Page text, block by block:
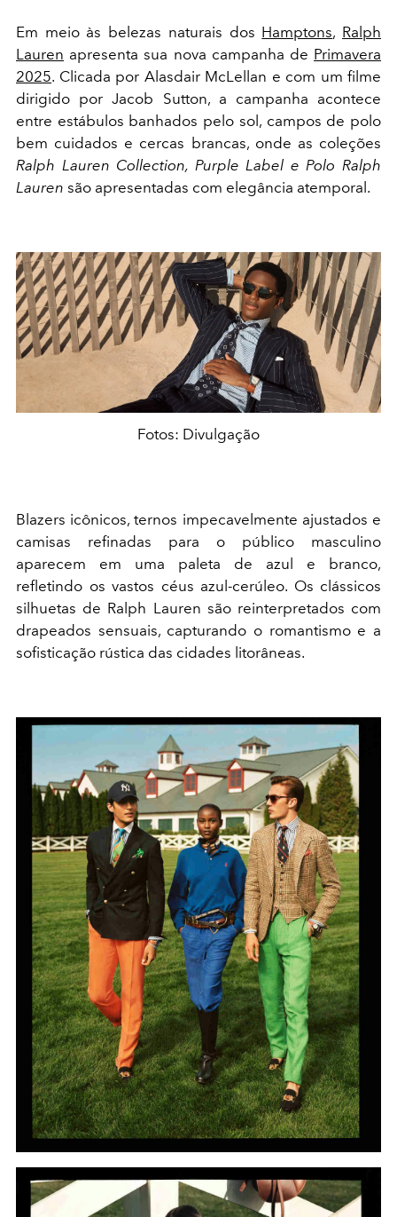
Em meio às belezas naturais dos Hamptons, Ralph
Lauren apresenta sua nova campanha de Primavera
2025. Clicada por Alasdair McLellan e com um filme
dirigido por Jacob Sutton, a campanha acontece
entre estábulos banhados pelo sol, campos de polo
bem cuidados e cercas brancas, onde as coleções
Ralph Lauren Collection, Purple Label e Polo Ralph
Lauren são apresentadas com elegância atemporal.
Fotos: Divulgação
Blazers icônicos, ternos impecavelmente ajustados e
camisas refinadas para o público masculino
aparecem em uma paleta de azul e branco,
refletindo os vastos céus azul-cerúleo. Os clássicos
silhuetas de Ralph Lauren são reinterpretados com
drapeados sensuais, capturando o romantismo e a
sofisticação rústica das cidades litorâneas.